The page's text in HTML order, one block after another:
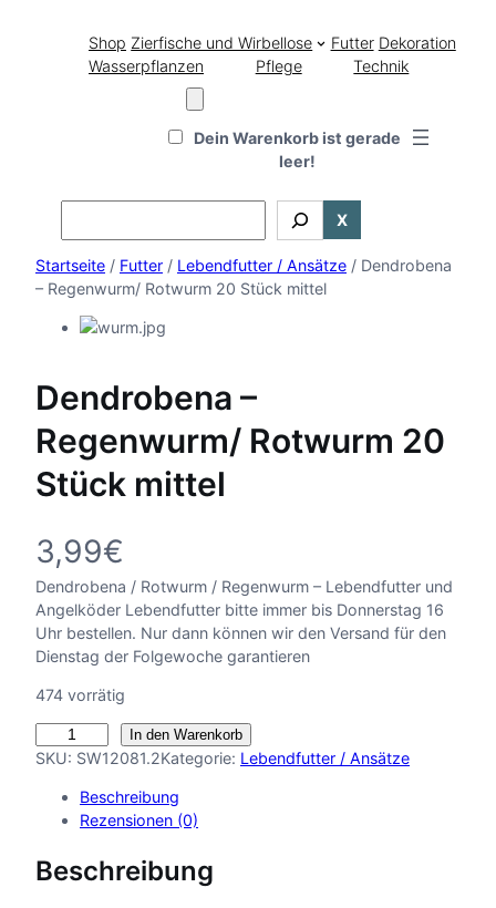
Shop Zierfische und Wirbellose Futter Dekoration
Wasserpflanzen
Pflege Technik
Dein Warenkorb ist gerade
leer!
X
Startseite / Futter / Lebendfutter / Ansätze / Dendrobena
– Regenwurm/ Rotwurm 20 Stück mittel
Dendrobena –
Regenwurm/ Rotwurm 20
Stück mittel
3,99€
Dendrobena / Rotwurm / Regenwurm – Lebendfutter und
Angelköder Lebendfutter bitte immer bis Donnerstag 16
Uhr bestellen. Nur dann können wir den Versand für den
Dienstag der Folgewoche garantieren
474 vorrätig
e
b
In den Warenkorb
SKU: SW12081.2Kategorie: Lebendfutter / Ansätze
Beschreibung
Rezensionen (0)
Beschreibung